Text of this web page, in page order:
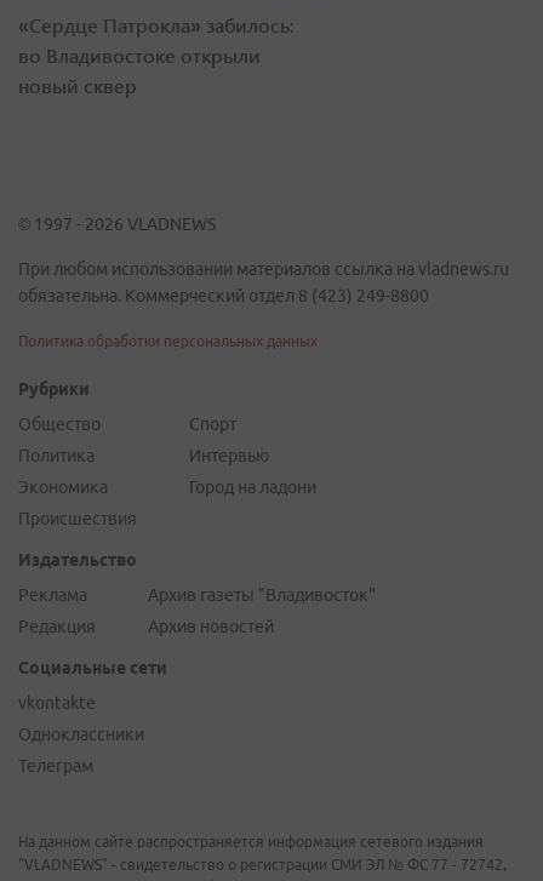
«Сердце Патрокла» забилось:
во Владивостоке открыли
новый сквер
© 1997 - 2026 VLADNEWS
При любом использовании материалов ссылка на vladnews.ru
обязательна. Коммерческий отдел 8 (423) 249-8800
Политика обработки персональных данных
Рубрики
Общество
Политика
Экономика
Происшествия
Спорт
Интервью
Город на ладони
Издательство
Реклама
Редакция
Архив газеты "Владивосток"
Архив новостей
Социальные сети
vkontakte
Одноклассники
Телеграм
На данном сайте распространяется информация сетевого издания
"VLADNEWS" - свидетельство о регистрации СМИ ЭЛ № ФС 77 - 72742,